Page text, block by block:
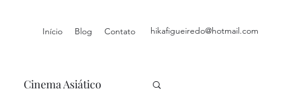
Início Blog Contato hikafigueiredo@hotmail.com
Cinema Asiático